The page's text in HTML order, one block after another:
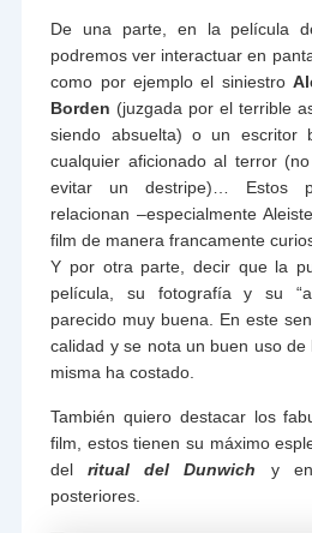
De una parte, en la película
podremos ver interactuar en
como por ejemplo el siniestro
Borden (juzgada por el terrible
siendo absuelta) o un escritor
cualquier aficionado al terror
evitar un destripe)… Estos
relacionan –especialmente
film de manera francamente
Y por otra parte, decir que la
película, su fotografía y su
parecido muy buena. En este
calidad y se nota un buen uso
misma ha costado.
También quiero destacar los
film, estos tienen su máximo
delritual del Dunwich y en
posteriores.